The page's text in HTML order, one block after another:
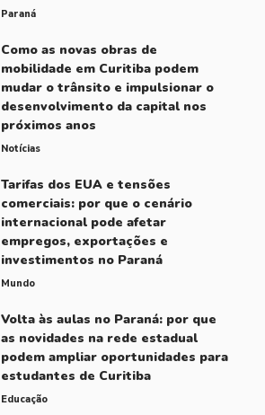
Paraná
Como as novas obras de
mobilidade em Curitiba podem
mudar o trânsito e impulsionar o
desenvolvimento da capital nos
próximos anos
Notícias
Tarifas dos EUA e tensões
comerciais: por que o cenário
internacional pode afetar
empregos, exportações e
investimentos no Paraná
Mundo
Volta às aulas no Paraná: por que
as novidades na rede estadual
podem ampliar oportunidades para
estudantes de Curitiba
Educação